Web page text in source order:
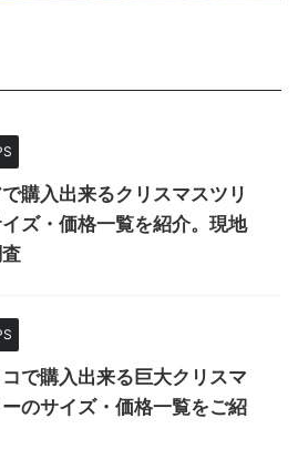
購入出来るクリスマスツリ
ズ・価格一覧を紹介。現地
で購入出来る巨大クリスマ
のサイズ・価格一覧をご紹